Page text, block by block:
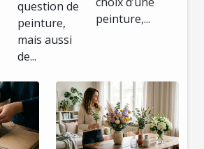
question de
peinture,
mais aussi
de...
peinture,...